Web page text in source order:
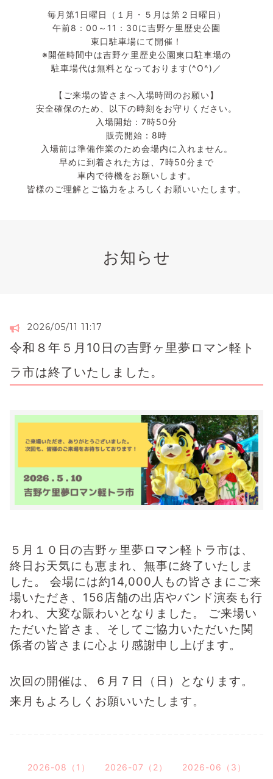
毎月第1日曜日（１月・５月は第２日曜日）
午前8：00～11：30に吉野ケ里歴史公園
東口駐車場にて開催！
※開催時間中は吉野ケ里歴史公園東口駐車場の
駐車場代は無料となっております(^O^)／
【ご来場の皆さまへ入場時間のお願い】
安全確保のため、以下の時刻をお守りください。
入場開始：7時50分
販売開始：8時
入場前は準備作業のため会場内に入れません。
早めに到着された方は、7時50分まで
車内で待機をお願いします。
皆様のご理解とご協力をよろしくお願いいたします。
お知らせ
2026/05/11 11:17
令和８年５月10日の吉野ヶ里夢ロマン軽ト
ラ市は終了いたしました。
５月１０日の吉野ヶ里夢ロマン軽トラ市は、
終日お天気にも恵まれ、無事に終了いたしま
した。 会場には約14,000人もの皆さまにご来
場いただき、156店舗の出店やバンド演奏も行
われ、大変な賑わいとなりました。 ご来場い
ただいた皆さま、 そしてご協力いただいた関
係者の皆さまに心より感謝申し上げます。
次回の開催は、６月７日（日）となります。
来月もよろしくお願いいたします。
2026-08（1） 2026-07（2）
2026-06（3）